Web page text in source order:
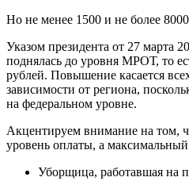
Но не менее 1500 и не более
Указом президента от 27 марта
поднялась до уровня МРОТ, то
рублей. Повышение касается
зависимости от региона,
на федеральном уровне.
Акцентируем внимание на том,
уровень оплаты, а
Уборщица, работавшая на